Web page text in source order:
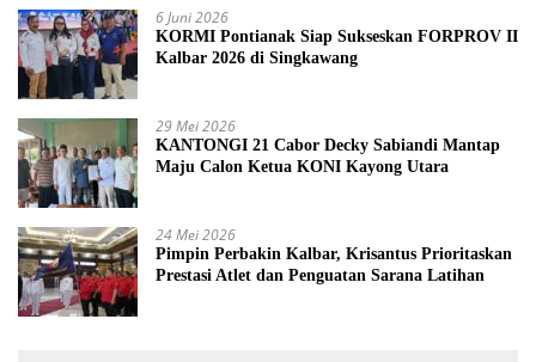
6 Juni 2026
KORMI Pontianak Siap Sukseskan FORPROV II
Kalbar 2026 di Singkawang
29 Mei 2026
KANTONGI 21 Cabor Decky Sabiandi Mantap
Maju Calon Ketua KONI Kayong Utara
24 Mei 2026
Pimpin Perbakin Kalbar, Krisantus Prioritaskan
Prestasi Atlet dan Penguatan Sarana Latihan